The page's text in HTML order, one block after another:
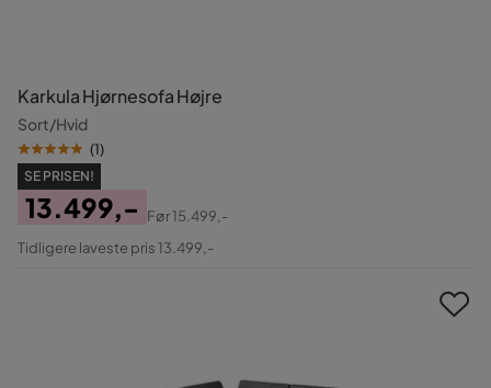
Karkula Hjørnesofa Højre
Sort/Hvid
(1)
SE PRISEN!
Pris
13.499,-
Original
Før15.499,-
Tidligere laveste pris 13.499,-